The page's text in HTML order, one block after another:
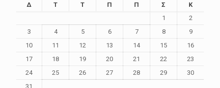
Δ Τ Τ Π Π Σ
Κ
1
2
3
4 5 6 7 8
9
10
11 12 13 14 15
16
17
18 19 20 21 22
23
24
25 26 27 28 29
30
31